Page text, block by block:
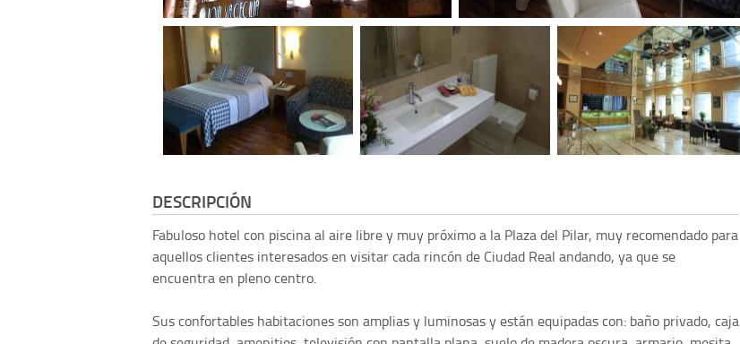
DESCRIPCIÓN
Fabuloso hotel con piscina al aire libre y muy próximo a la Plaza del Pilar, muy recomendado para
aquellos clientes interesados en visitar cada rincón de Ciudad Real andando, ya que se
encuentra en pleno centro.
Sus confortables habitaciones son amplias y luminosas y están equipadas con: baño privado, caja